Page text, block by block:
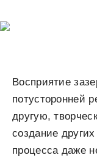
Восприятие
потусторонней
другую,
создание
процесса даже